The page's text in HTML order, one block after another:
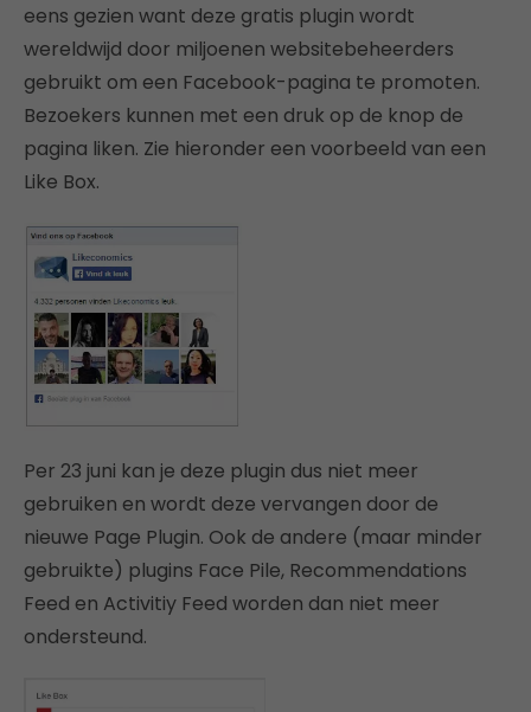
eens gezien want deze gratis plugin wordt
wereldwijd door miljoenen websitebeheerders
gebruikt om een Facebook-pagina te promoten.
Bezoekers kunnen met een druk op de knop de
pagina liken. Zie hieronder een voorbeeld van een
Like Box.
Per 23 juni kan je deze plugin dus niet meer
gebruiken en wordt deze vervangen door de
nieuwe Page Plugin. Ook de andere (maar minder
gebruikte) plugins Face Pile, Recommendations
Feed en Activitiy Feed worden dan niet meer
ondersteund.